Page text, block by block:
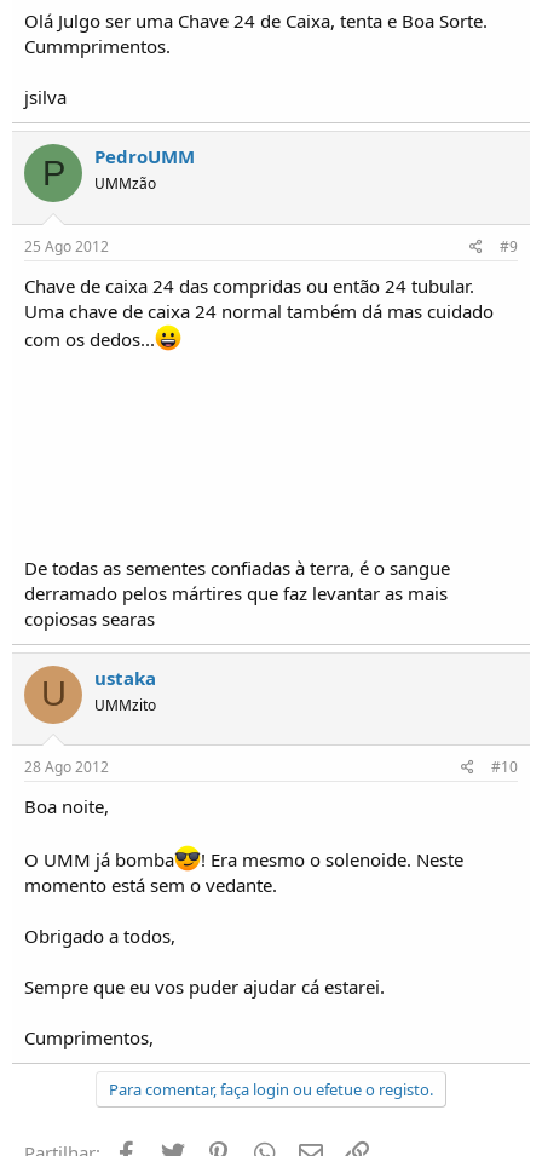
Olá Julgo ser uma Chave 24 de Caixa, tenta e Boa Sorte.
Cummprimentos.
jsilva
P PedroUMM
UMMzão
25 Ago 2012 #9
Chave de caixa 24 das compridas ou então 24 tubular.
Uma chave de caixa 24 normal também dá mas cuidado
com os dedos...
De todas as sementes confiadas à terra, é o sangue
derramado pelos mártires que faz levantar as mais
copiosas searas
U ustaka
UMMzito
28 Ago 2012 #10
Boa noite,
O UMM já bomba
! Era mesmo o solenoide. Neste
momento está sem o vedante.
Obrigado a todos,
Sempre que eu vos puder ajudar cá estarei.
Cumprimentos,
Para comentar, faça login ou efetue o registo.
Facebook
Twitter PinterestWhatsapp
Email